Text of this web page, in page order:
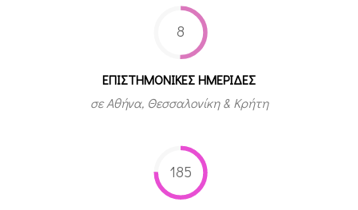
8
ΕΠΙΣΤΗΜΟΝΙΚΕΣ ΗΜΕΡΙΔΕΣ
σε Αθήνα, Θεσσαλονίκη & Κρήτη
185